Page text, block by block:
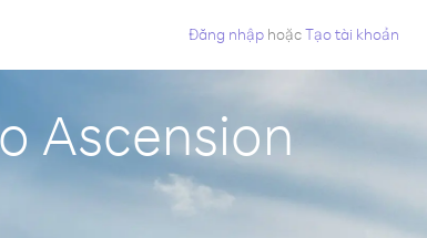
Đăng nhập hoặcTạo tài khoản
Ascension